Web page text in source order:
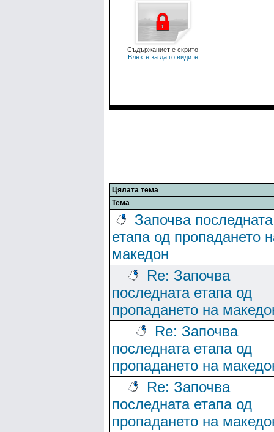
Съдържаниет е скрито
Влезте за да го видите
Цялата тема
Тема
Започва последната
етапа од пропадането
македон
Re: Започва
последната етапа од
пропадането на
Re: Започва
последната етапа од
пропадането на
Re: Започва
последната етапа од
пропадането на